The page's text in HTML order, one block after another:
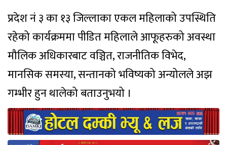
प्रदेश नं ३ का १३ जिल्लाका एकल महिलाको उपस्थिति
रहेको कार्यक्रममा पीडित महिलाले आफूहरुको अवस्था
मौलिक अधिकारबाट वञ्चित, राजनीतिक विभेद,
मानसिक समस्या, सन्तानको भविष्यको अन्योलले अझ
गम्भीर हुन थालेको बताउनुभयो ।